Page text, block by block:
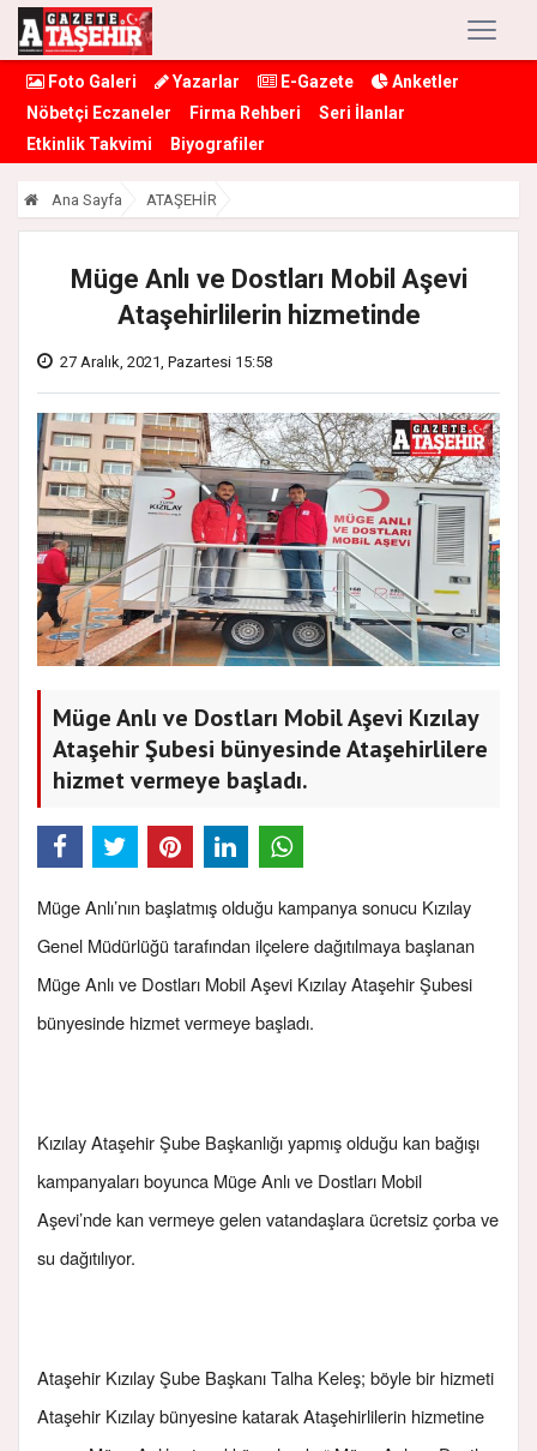
Foto Galeri Yazarlar E-Gazete
Anketler
Nöbetçi Eczaneler
Firma Rehberi
Seri İlanlar
Etkinlik Takvimi
Biyografiler
Ana Sayfa ATAŞEHİR
Müge Anlı ve Dostları Mobil Aşevi
Ataşehirlilerin hizmetinde
27 Aralık, 2021, Pazartesi 15:58
Müge Anlı ve Dostları Mobil Aşevi Kızılay
Ataşehir Şubesi bünyesinde Ataşehirlilere
hizmet vermeye başladı.
Müge Anlı’nın başlatmış olduğu kampanya sonucu Kızılay
Genel Müdürlüğü tarafından ilçelere dağıtılmaya başlanan
Müge Anlı ve Dostları Mobil Aşevi Kızılay Ataşehir Şubesi
bünyesinde hizmet vermeye başladı.
Kızılay Ataşehir Şube Başkanlığı yapmış olduğu kan bağışı
kampanyaları boyunca Müge Anlı ve Dostları Mobil
Aşevi’nde kan vermeye gelen vatandaşlara ücretsiz çorba ve
su dağıtılıyor.
Ataşehir Kızılay Şube Başkanı Talha Keleş; böyle bir hizmeti
Ataşehir Kızılay bünyesine katarak Ataşehirlilerin hizmetine